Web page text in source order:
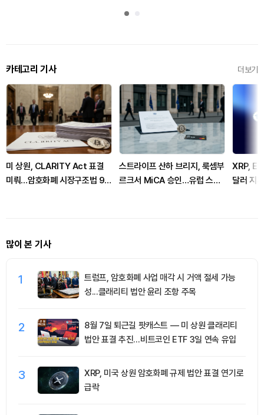
카테고리 기사 더보기
미 상원, CLARITY Act 표결
미뤄…암호화폐 시장구조법 9월
스트라이프 산하 브리지, 룩셈부
르크서 MiCA 승인…유럽 스테
XRP,
달러 지
많이 본 기사
1
트럼프, 암호화폐 사업 매각 시 거액 절세 가능
성...클래리티 법안 윤리 조항 주목
2
8월 7일 퇴근길 팟캐스트 — 미 상원 클래리티
법안 표결 추진…비트코인 ETF 3일 연속 유입
3
XRP, 미국 상원 암호화폐 규제 법안 표결 연기로
급락